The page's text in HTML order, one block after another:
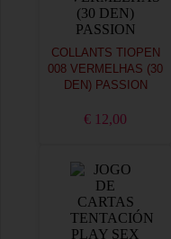
COLLANTS TIOPEN
008 VERMELHAS (30
DEN) PASSION
€ 12,00